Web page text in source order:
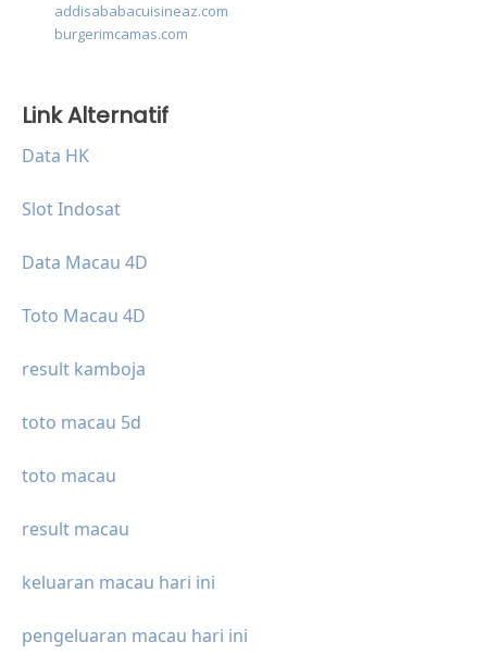
addisababacuisineaz.com
burgerimcamas.com
Link Alternatif
Data HK
Slot Indosat
Data Macau 4D
Toto Macau 4D
result kamboja
toto macau 5d
toto macau
result macau
keluaran macau hari ini
pengeluaran macau hari ini